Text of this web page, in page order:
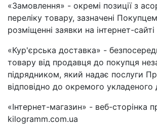
«Замовлення» - окремі позиції з
переліку товару, зазначені
розміщенні заявки на інтернет-
«Кур'єрська доставка» -
товару від продавця до покупця
підрядником, який надає послуги
відповідно до окремого укладеного
«Інтернет-магазин» - веб-сторінка
kilogramm.com.ua